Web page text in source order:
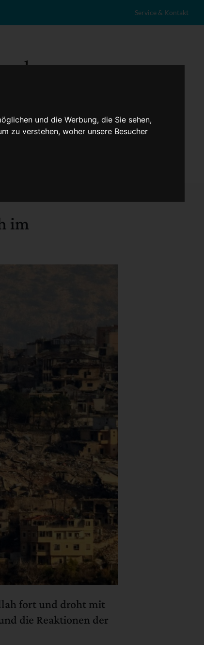
und die Werbung, die Sie sehen,
zu verstehen, woher unsere Besucher
Service & Kontakt
im
fort und droht mit
die Reaktionen der